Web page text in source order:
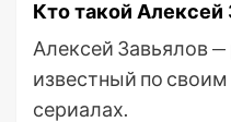
Кто такой Алексей
Алексей Завьялов
известный по
сериалах.